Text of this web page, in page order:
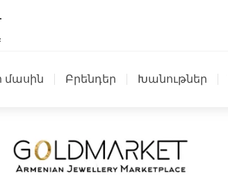
մասին Բրենդեր Խանութներ